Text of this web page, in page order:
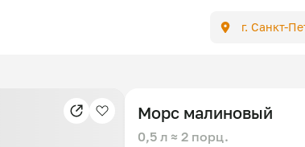
г. Санкт-
Морс малиновый
0,5 л ≈ 2 порц.